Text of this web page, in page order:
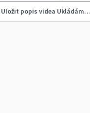
Uložit popis videa